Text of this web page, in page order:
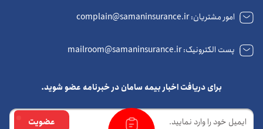
امور مشتریان: complain@samaninsurance.ir
پست الکترونیک: mailroom@samaninsurance.ir
برای دریافت اخبار بیمه سامان در خبرنامه عضو شوید.
ایمیل عضویت